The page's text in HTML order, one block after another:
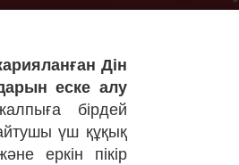
Дін
еске алу
бірдей
үш құқық
еркін пікір